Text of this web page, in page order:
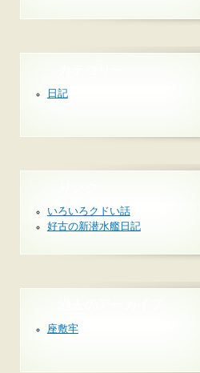
日記
いろいろクドい話
好古の新潜水艦日記
座敷牢